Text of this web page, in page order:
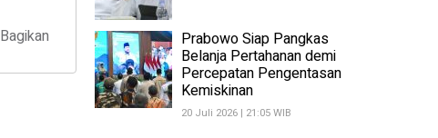
Bagikan Prabowo Siap Pangkas
Belanja Pertahanan demi
Percepatan Pengentasan
Kemiskinan
20 Juli 2026 | 21:05 WIB